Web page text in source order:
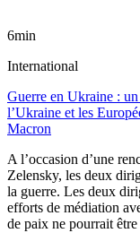
6min
International
Guerre en Ukraine :
l’Ukraine et les
Macron
A l’occasion d’une
Zelensky, les deux
la guerre. Les deux
efforts de médiation
de paix ne pourrait